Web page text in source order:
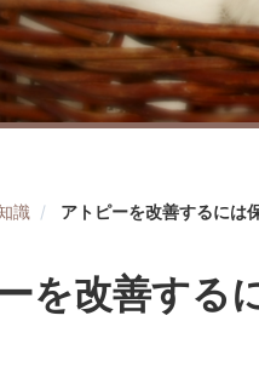
識 アトピーを改善するには
を改善する